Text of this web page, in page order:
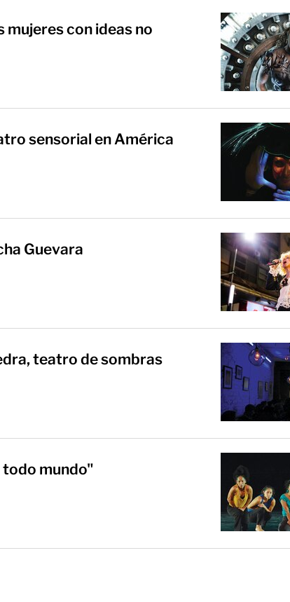
mujeres con ideas no
sensorial en América
Guevara
teatro de sombras
todo mundo"